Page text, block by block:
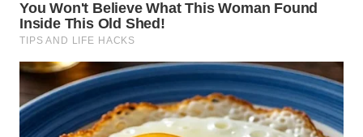
WN
WN
TAPANULI
SELATAN